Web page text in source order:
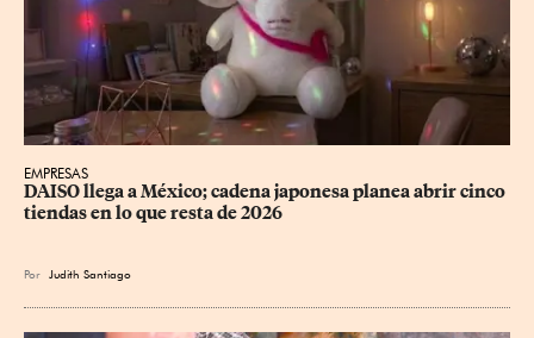
EMPRESAS
DAISO llega a México; cadena japonesa planea abrir cinco
tiendas en lo que resta de 2026
Por Judith Santiago